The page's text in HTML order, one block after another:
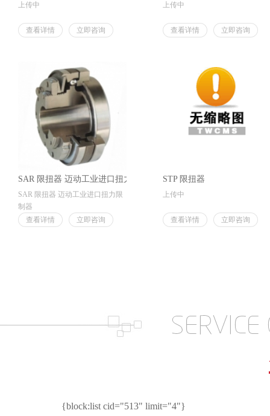
上传中
查看详情 立即咨询
上传中
查看详情 立即咨询
SAR 限扭器 迈动工业进口扭力限制器
SAR 限扭器 迈动工业进口扭力限
制器
查看详情
立即咨询
STP 限扭器
上传中
查看详情 立即咨询
{block:list cid="513" limit="4"}